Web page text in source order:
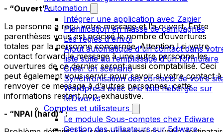
Automation
Intégrer une application avec Zapier
Planification en masse de campagnes
Les règles d'envoi
Ajout automatique d'un contact dans
liste suite au remplissage d'un formulaire
Créer un scénario
Synchronisation des contacts de votre
Wordpress avec une liste hébergée sur
MDworks
Comptes et utilisateurs
Le module Sous-comptes chez Ediware
Gestion des utilisateurs sur Ediware
- “Ouvert” :
La personne a reçu votre message et l’a ouvert. Entre
parenthèses vous est précisé le nombre d’ouvertures
totales par la personne concernée. Attention ! si votre
contact forward le message à une autre personne les
ouvertures de ce dernier seront aussi comptabilisé. Ceci
peut également vous servir pour savoir si votre contact à
renvoyer ce message à d’autres personnes, cette
informations restant non-exhaustive.
- “NPAI (hard)” :